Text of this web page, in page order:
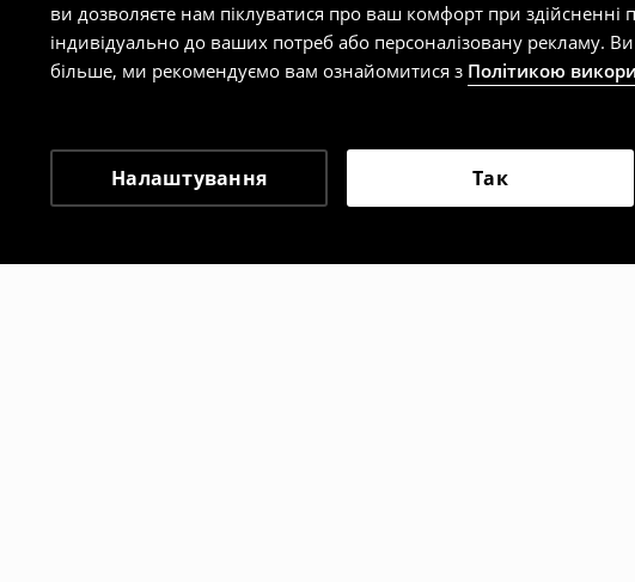
ви дозволяєте нам піклуватися про ваш комфорт при
індивідуально до ваших потреб або персоналізовану рекламу.
більше, ми рекомендуємо вам ознайомитися з Політикою
Налаштування Так